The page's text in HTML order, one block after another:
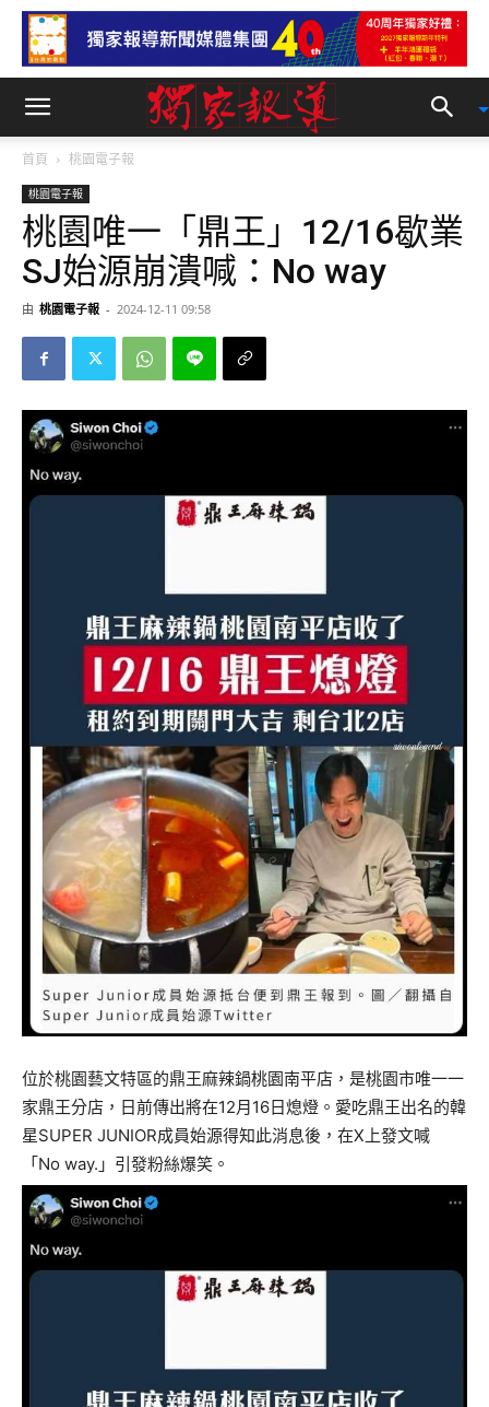
首頁 桃園電子報
桃園電子報
桃園唯一「鼎王」12/16歇業
SJ始源崩潰喊：No way
由 桃園電子報 - 2024-12-11 09:58
位於桃園藝文特區的鼎王麻辣鍋桃園南平店，是桃園市唯一一
家鼎王分店，日前傳出將在12月16日熄燈。愛吃鼎王出名的韓
星SUPER JUNIOR成員始源得知此消息後，在X上發文喊
「No way.」引發粉絲爆笑。